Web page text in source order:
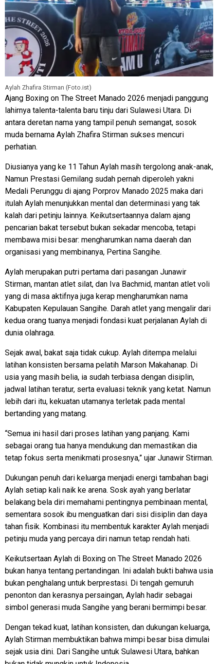
Aylah Zhafira Stirman (Foto.ist)
Ajang Boxing on The Street Manado 2026 menjadi panggung
lahirnya talenta-talenta baru tinju dari Sulawesi Utara. Di
antara deretan nama yang tampil penuh semangat, sosok
muda bernama Aylah Zhafira Stirman sukses mencuri
perhatian.
Diusianya yang ke 11 Tahun Aylah masih tergolong anak-anak,
Namun Prestasi Gemilang sudah pernah diperoleh yakni
Medali Perunggu di ajang Porprov Manado 2025 maka dari
itulah Aylah menunjukkan mental dan determinasi yang tak
kalah dari petinju lainnya. Keikutsertaannya dalam ajang
pencarian bakat tersebut bukan sekadar mencoba, tetapi
membawa misi besar: mengharumkan nama daerah dan
organisasi yang membinanya, Pertina Sangihe.
Aylah merupakan putri pertama dari pasangan Junawir
Stirman, mantan atlet silat, dan Iva Bachmid, mantan atlet voli
yang di masa aktifnya juga kerap mengharumkan nama
Kabupaten Kepulauan Sangihe. Darah atlet yang mengalir dari
kedua orang tuanya menjadi fondasi kuat perjalanan Aylah di
dunia olahraga.
Sejak awal, bakat saja tidak cukup. Aylah ditempa melalui
latihan konsisten bersama pelatih Marson Makahanap. Di
usia yang masih belia, ia sudah terbiasa dengan disiplin,
jadwal latihan teratur, serta evaluasi teknik yang ketat. Namun
lebih dari itu, kekuatan utamanya terletak pada mental
bertanding yang matang.
“Semua ini hasil dari proses latihan yang panjang. Kami
sebagai orang tua hanya mendukung dan memastikan dia
tetap fokus serta menikmati prosesnya,” ujar Junawir Stirman.
Dukungan penuh dari keluarga menjadi energi tambahan bagi
Aylah setiap kali naik ke arena. Sosk ayah yang berlatar
belakang bela diri memahami pentingnya pembinaan mental,
sementara sosok ibu menguatkan dari sisi disiplin dan daya
tahan fisik. Kombinasi itu membentuk karakter Aylah menjadi
petinju muda yang percaya diri namun tetap rendah hati.
Keikutsertaan Aylah di Boxing on The Street Manado 2026
bukan hanya tentang pertandingan. Ini adalah bukti bahwa usia
bukan penghalang untuk berprestasi. Di tengah gemuruh
penonton dan kerasnya persaingan, Aylah hadir sebagai
simbol generasi muda Sangihe yang berani bermimpi besar.
Dengan tekad kuat, latihan konsisten, dan dukungan keluarga,
Aylah Stirman membuktikan bahwa mimpi besar bisa dimulai
sejak usia dini. Dari Sangihe untuk Sulawesi Utara, bahkan